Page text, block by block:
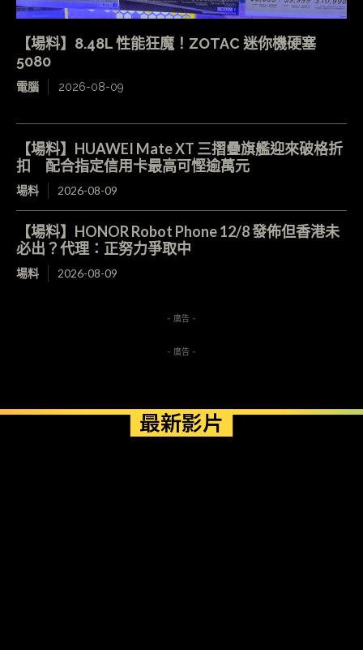
【場料】8.48L 性能狂魔！ZOTAC 迷你機硬塞
5080
電腦 2026-08-09
【場料】HUAWEI Mate XT 三摺疊旗艦迎來破格折
扣 配合指定信用卡最高可慳逾萬元
場料 2026-08-09
【場料】HONOR Robot Phone 12/8 發佈但香港未
必出？代理：正努力爭取中
場料 2026-08-09
- 廣告 -
- 廣告 -
最新影片